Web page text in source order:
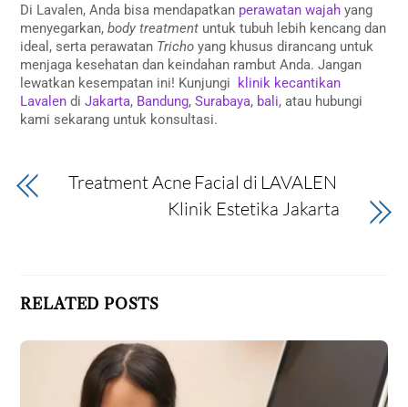
Di Lavalen, Anda bisa mendapatkan perawatan wajah yang
menyegarkan,body treatment untuk tubuh lebih kencang dan
ideal, serta perawatan Tricho yang khusus dirancang untuk
menjaga kesehatan dan keindahan rambut Anda. Jangan
lewatkan kesempatan ini! Kunjungi klinik kecantikan
Lavalen di Jakarta, Bandung, Surabaya, bali, atau hubungi
kami sekarang untuk konsultasi.
Treatment Acne Facial di LAVALEN
Klinik Estetika Jakarta
RELATED POSTS